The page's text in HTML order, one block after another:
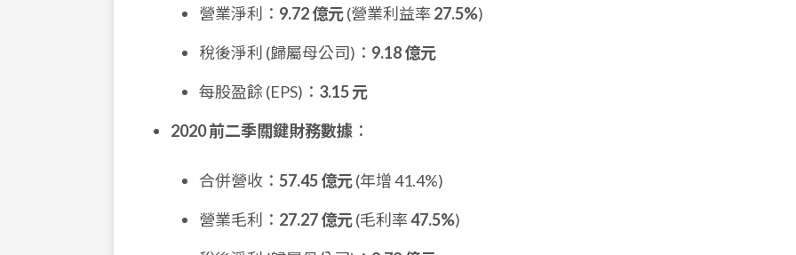
營業淨利： 9.72 億元(營業利益率 27.5%)
稅後淨利 (歸屬母公司)： 9.18 億元
每股盈餘 (EPS)： 3.15 元
2020 前二季關鍵財務數據 ：
合併營收： 57.45 億元(年增 41.4%)
營業毛利： 27.27 億元(毛利率47.5%)